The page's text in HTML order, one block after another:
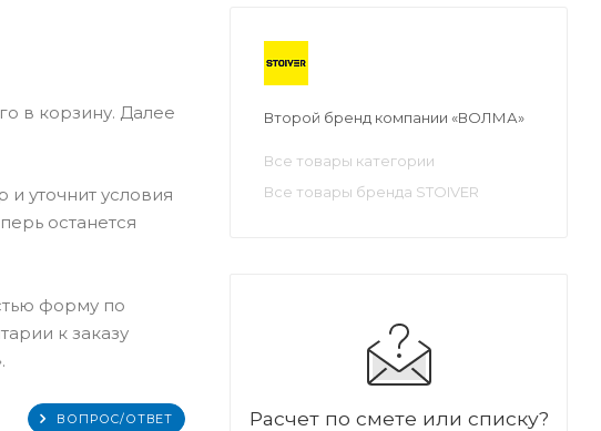
в корзину. Далее
уточнит условия
останется
форму по
к заказу
ВОПРОС/ОТВЕТ
Второй бренд компании «ВОЛМА»
Все товары категории
Все товары бренда STOIVER
Расчет по смете или списку?